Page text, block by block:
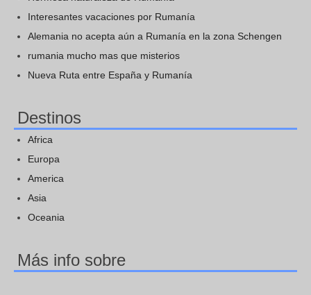
Interesantes vacaciones por Rumanía
Alemania no acepta aún a Rumanía en la zona Schengen
rumania mucho mas que misterios
Nueva Ruta entre España y Rumanía
Destinos
Africa
Europa
America
Asia
Oceania
Más info sobre